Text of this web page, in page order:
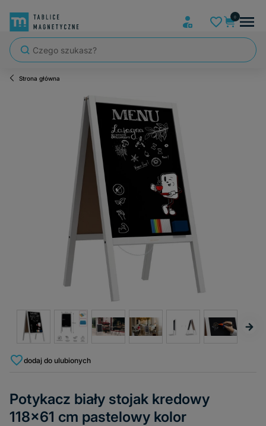
Strona główna
dodaj do ulubionych
Potykacz biały stojak kredowy
118x61 cm pastelowy kolor